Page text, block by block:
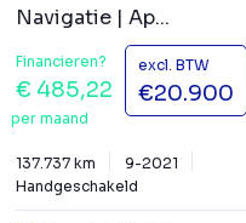
Navigatie | Ap...
Financieren?
€ 485,22
per maand
excl. BTW
€20.900
137.737 km
9-2021
Handgeschakeld